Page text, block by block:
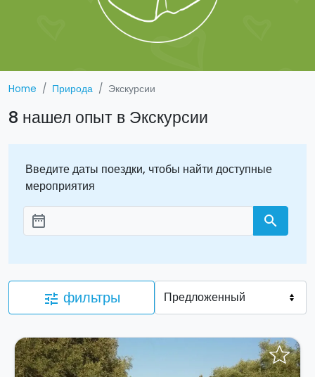
Home Природа Экскурсии
8 нашел опыт в Экскурсии
Введите даты поездки, чтобы найти доступные
мероприятия
Aggiungi le date
date_range search
tune фильтры